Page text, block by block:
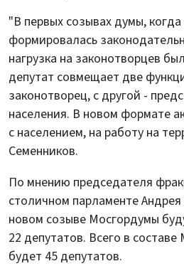
"В первых созывах думы, когда
формировалась
нагрузка на законотворцев
депутат совмещает две
законотворец, с другой -
населения. В новом формате
с населением, на работу на
Семенников.
По мнению председателя
столичном парламенте
новом созыве Мосгордумы
22 депутатов. Всего в
будет 45 депутатов.